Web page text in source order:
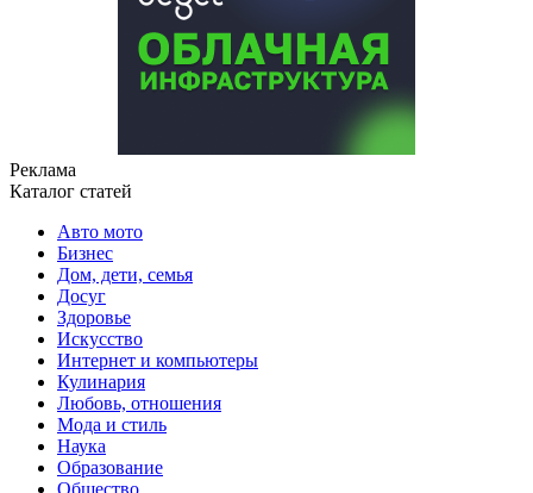
Реклама
Каталог статей
Авто мото
Бизнес
Дом, дети, семья
Досуг
Здоровье
Искусство
Интернет и компьютеры
Кулинария
Любовь, отношения
Мода и стиль
Наука
Образование
Общество